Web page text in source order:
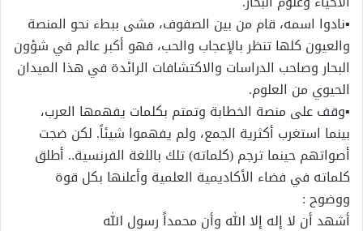
▪نادوا اسمه، قام من بين الصفوف، مشى ببطء نحو المنصة
والعيون كلها تنظر بالإعجاب والحب، فهو أكبر عالم في شؤون
البحار وصاحب الدراسات والاكتشافات الرائدة في هذا الميدان
الحيوي من العلوم.
▪وقف على منصة الخطابة وتمتم بكلمات يفهمها العرب،
بينما استغرب أكثرية الجمع، ولم يفهموا شيئاً. لكن ضجت
أصواتهم حينما ترجم (كلماته) تلك باللغة الفرنسية.. أطلق
كلماته في فضاء الأكاديمية العلمية وأعلنها بكل قوة
ووضوح :
أشهد أن لا إله إلا الله وأن محمداً رسول الله